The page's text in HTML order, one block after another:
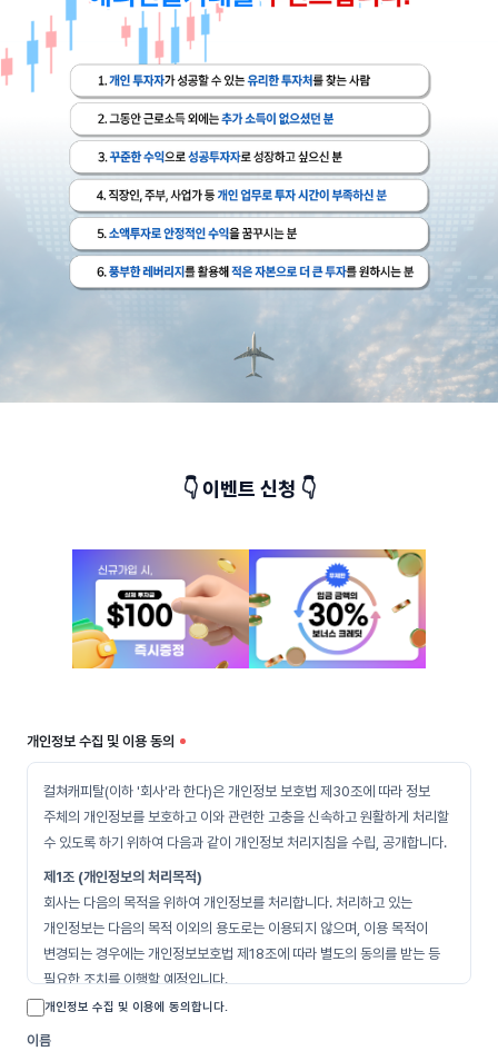
👇 이벤트 신청 👇
개인정보 수집 및 이용 동의
컬쳐캐피탈(이하 '회사'라 한다)은 개인정보 보호법 제30조에 따라 정보
주체의 개인정보를 보호하고 이와 관련한 고충을 신속하고 원활하게 처리할
수 있도록 하기 위하여 다음과 같이 개인정보 처리지침을 수립, 공개합니다.
제1조 (개인정보의 처리목적)
회사는 다음의 목적을 위하여 개인정보를 처리합니다. 처리하고 있는
개인정보는 다음의 목적 이외의 용도로는 이용되지 않으며, 이용 목적이
변경되는 경우에는 개인정보보호법 제18조에 따라 별도의 동의를 받는 등
필요한 조치를 이행할 예정입니다.
1. 계좌 개설 상담 및 서비스 제공
계좌 개설 신청 접수, 상담 담당자 배정 및 연락, 서비스 안내, 고충 처리 등을
개인정보 수집 및 이용에 동의합니다.
이름